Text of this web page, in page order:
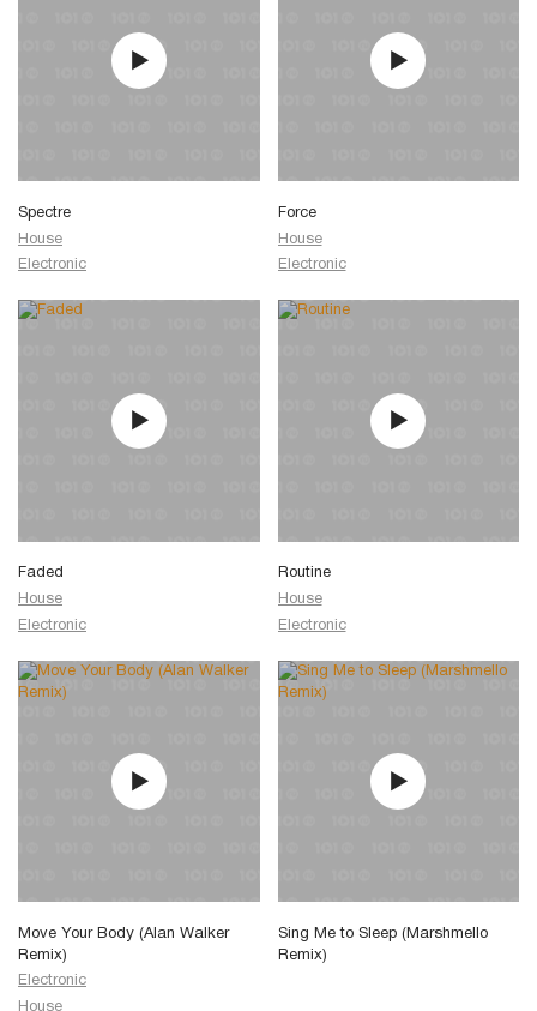
Spectre
House
Electronic
Force
House
Electronic
Faded
House
Electronic
Routine
House
Electronic
Move Your Body (Alan Walker
Remix)
Electronic
House
Sing Me to Sleep (Marshmello
Remix)